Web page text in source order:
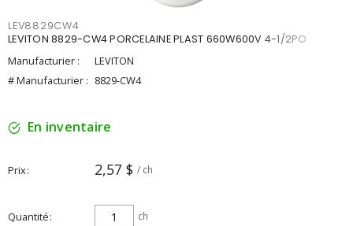
LEV8829CW4
LEVITON 8829-CW4 PORCELAINE PLAST 660W600V 4-1/2PO
Manufacturier :
LEVITON
# Manufacturier : 8829-CW4
En inventaire
Prix 2,57 $ / ch
Quantité ch